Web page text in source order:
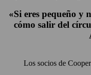
«Si eres pequeño y
cómo salir del
Los socios de